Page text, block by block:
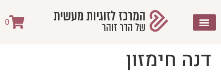
0
דנה חימזון